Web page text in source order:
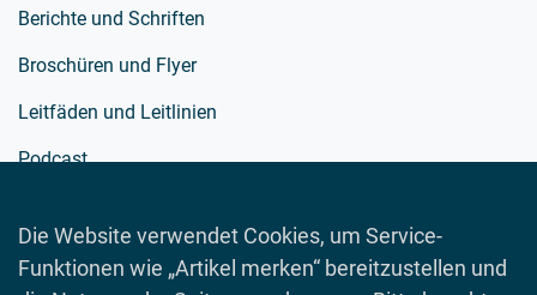
Die Website verwendet Cookies, um Service-
Funktionen wie „Artikel merken“ bereitzustellen und
Berichte und Schriften
Broschüren und Flyer
Leitfäden und Leitlinien
Podcast